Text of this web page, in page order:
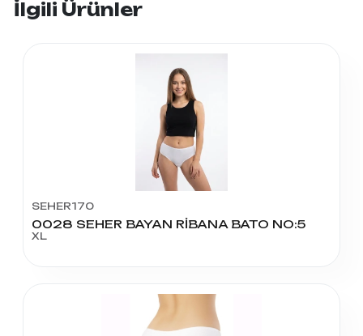
İlgili Ürünler
SEHER170
0028 SEHER BAYAN RİBANA BATO NO:5
XL